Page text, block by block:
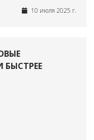
10 июля 2025 г.